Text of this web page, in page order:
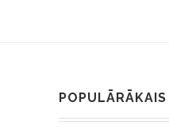
POPULĀRĀKAIS